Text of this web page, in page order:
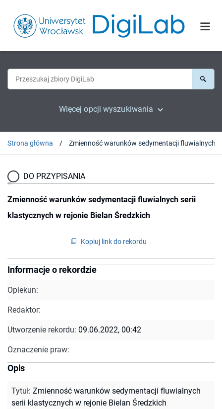
Więcej opcji wyszukiwania
Strona główna
DO PRZYPISANIA
Zmienność warunków sedymentacji fluwialnych serii
klastycznych w rejonie Bielan Średzkich
Kopiuj link do rekordu
Informacje o rekordzie
Opiekun:
Redaktor:
Utworzenie rekordu: 09.06.2022, 00:42
Oznaczenie praw:
Opis
Tytuł: Zmienność warunków sedymentacji fluwialnych
serii klastycznych w rejonie Bielan Średzkich